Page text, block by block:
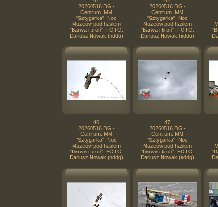
20260516 DG -
Centrum. MM
"Sztygarka". Noc
Muzeów pod hasłem
"Barwa i broń". FOTO:
Dariusz Nowak (nddg)
20260516 DG -
Centrum. MM
"Sztygarka". Noc
Muzeów pod hasłem
"Barwa i broń". FOTO:
Dariusz Nowak (nddg)
46
20260516 DG -
Centrum. MM
"Sztygarka". Noc
Muzeów pod hasłem
"Barwa i broń". FOTO:
Dariusz Nowak (nddg)
47
20260516 DG -
Centrum. MM
"Sztygarka". Noc
Muzeów pod hasłem
"Barwa i broń". FOTO:
Dariusz Nowak (nddg)